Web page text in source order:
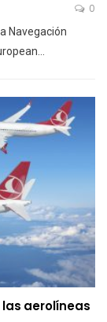
0
Navegación
aerolíneas